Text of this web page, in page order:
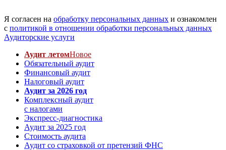
Я согласен на обработку персональных данных и ознакомлен
с политикой в отношении обработки персональных данных
Аудиторские услуги
Аудит летомНовое
Обязательный аудит
Финансовый аудит
Налоговый аудит
Аудит за 2026 год
Комплексный аудит
с налогами
Экспресс-диагностика
Аудит за 2025 год
Стоимость аудита
Аудит со страховкой от претензий ФНС